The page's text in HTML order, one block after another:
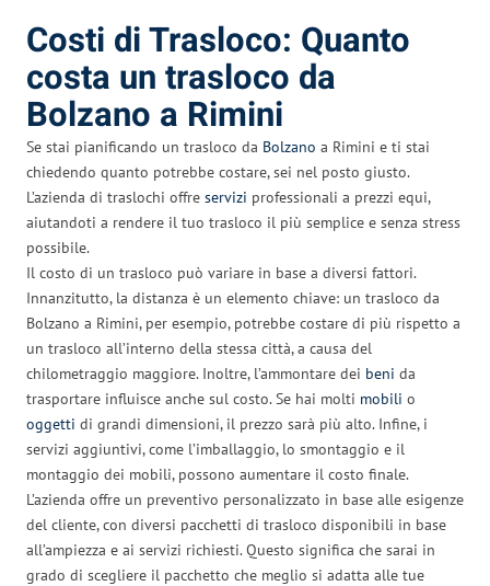
Costi di Trasloco: Quanto
costa un trasloco da
Bolzano a Rimini
Se stai pianificando un trasloco da Bolzano a Rimini e ti stai
chiedendo quanto potrebbe costare, sei nel posto giusto.
L’azienda di traslochi offre servizi professionali a prezzi equi,
aiutandoti a rendere il tuo trasloco il più semplice e senza stress
possibile.
Il costo di un trasloco può variare in base a diversi fattori.
Innanzitutto, la distanza è un elemento chiave: un trasloco da
Bolzano a Rimini, per esempio, potrebbe costare di più rispetto a
un trasloco all’interno della stessa città, a causa del
chilometraggio maggiore. Inoltre, l’ammontare dei beni da
trasportare influisce anche sul costo. Se hai molti mobili o
oggetti di grandi dimensioni, il prezzo sarà più alto. Infine, i
servizi aggiuntivi, come l’imballaggio, lo smontaggio e il
montaggio dei mobili, possono aumentare il costo finale.
L’azienda offre un preventivo personalizzato in base alle esigenze
del cliente, con diversi pacchetti di trasloco disponibili in base
all’ampiezza e ai servizi richiesti. Questo significa che sarai in
grado di scegliere il pacchetto che meglio si adatta alle tue